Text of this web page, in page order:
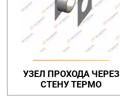
УЗЕЛ ПРОХОДА ЧЕРЕЗ
СТЕНУ ТЕРМО